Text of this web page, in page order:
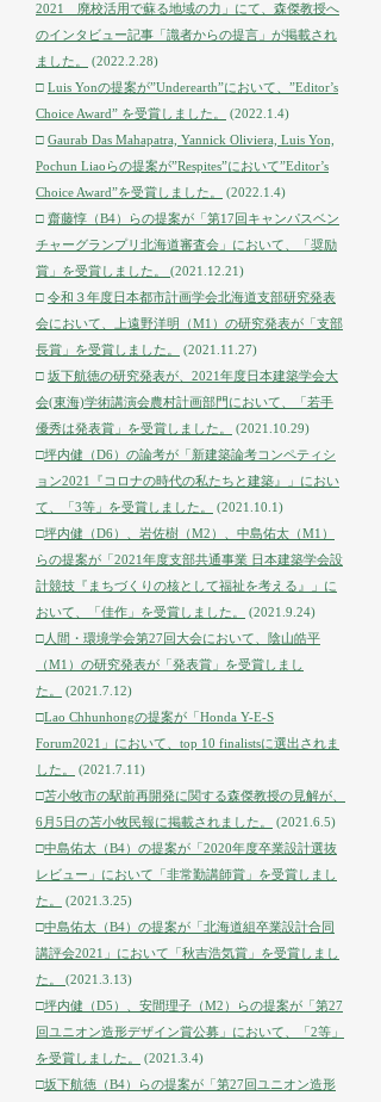
2021 廃校活用で蘇る地域の力」にて、森傑教授へ
のインタビュー記事「識者からの提言」が掲載され
ました。
(2022.2.28)
□ Luis Yonの提案が”Underearth”において、”Editor’s
Choice Award” を受賞しました。
(2022.1.4)
□ Gaurab Das Mahapatra, Yannick Oliviera, Luis Yon,
Pochun Liaoらの提案が”Respites”において”Editor’s
Choice Award”を受賞しました。
(2022.1.4)
□ 齋藤惇（B4）らの提案が「第17回キャンパスベン
チャーグランプリ北海道審査会」において、「奨励
賞」を受賞しました。 (2021.12.21)
□ 令和３年度日本都市計画学会北海道支部研究発表
会において、上遠野洋明（M1）の研究発表が「支部
長賞」を受賞しました。
(2021.11.27)
□ 坂下航徳の研究発表が、2021年度日本建築学会大
会(東海)学術講演会農村計画部門において、「若手
優秀は発表賞」を受賞しました。
(2021.10.29)
□坪内健（D6）の論考が「新建築論考コンペティシ
ョン2021『コロナの時代の私たちと建築』」におい
て、「3等」を受賞しました。
(2021.10.1)
□坪内健（D6）、岩佐樹（M2）、中島佑太（M1）
らの提案が「2021年度支部共通事業 日本建築学会設
計競技『まちづくりの核として福祉を考える』」に
おいて、「佳作」を受賞しました。
(2021.9.24)
□ 人間・環境学会第27回大会において、陰山皓平
（M1）の研究発表が「発表賞」を受賞しまし
た。
(2021.7.12)
□Lao Chhunhongの提案が「Honda Y-E-S
Forum2021」において、top 10 finalistsに選出されま
した。
(2021.7.11)
□苫小牧市の駅前再開発に関する森傑教授の見解が、
6月5日の苫小牧民報に掲載されました。
(2021.6.5)
□中島佑太（B4）の提案が「2020年度卒業設計選抜
レビュー」において「非常勤講師賞」を受賞しまし
た。
(2021.3.25)
□中島佑太（B4）の提案が「北海道組卒業設計合同
講評会2021」において「秋吉浩気賞」を受賞しまし
た。 (2021.3.13)
□坪内健（D5）、安間理子（M2）らの提案が「第27
回ユニオン造形デザイン賞公募」において、「2等」
を受賞しました。
(2021.3.4)
□坂下航徳（B4）らの提案が「第27回ユニオン造形